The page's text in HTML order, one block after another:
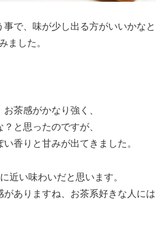
事で、味が少し出る方がいいかなと
ました。
茶感がかなり強く、
と思ったのですが、
香りと甘みが出てきました。
近い味わいだと思います。
がありますね、お茶系好きな人には